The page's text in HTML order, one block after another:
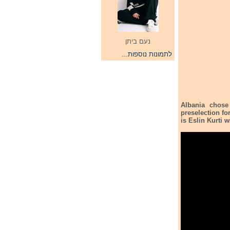
נעם ביתן
לתמונות נוספות...
Albania
preselection
is Eslin Kurti